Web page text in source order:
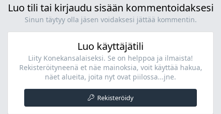
Luo tili tai kirjaudu sisään kommentoidaksesi
Sinun täytyy olla jäsen voidaksesi jättää kommentin.
Luo käyttäjätili
Liity Konekansalaiseksi. Se on helppoa ja ilmaista!
Rekisteröityneenä et näe mainoksia, voit käyttää hakua,
näet alueita, joita nyt ovat piilossa...jne.
Rekisteröidy